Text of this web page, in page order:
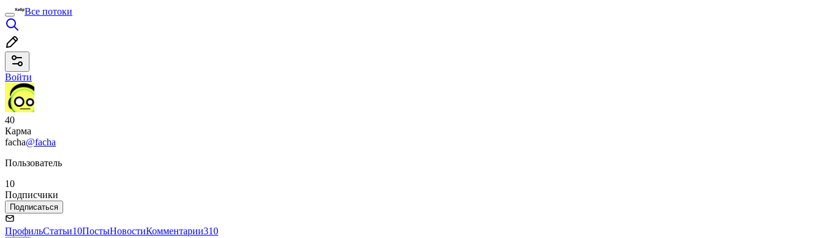
Все потоки
Войти
40
Карма
facha@facha
Пользователь
10
Подписчики
Подписаться
ПрофильСтатьи10ПостыНовостиКомментарии310